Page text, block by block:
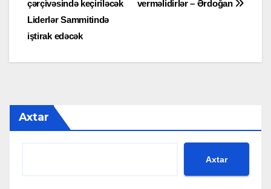
verməlidirlər – Ərdoğan
çərçivəsində keçiriləcək
Liderlər Sammitində
iştirak edəcək
Axtar
Axtar